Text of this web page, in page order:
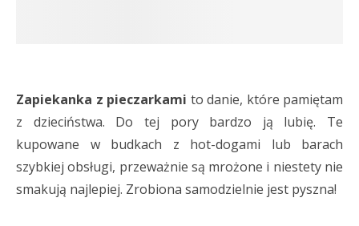
Zapiekanka z pieczarkami to danie, które pamiętam
z dzieciństwa. Do tej pory bardzo ją lubię. Te
kupowane w budkach z hot-dogami lub barach
szybkiej obsługi, przeważnie są mrożone i niestety nie
smakują najlepiej. Zrobiona samodzielnie jest pyszna!